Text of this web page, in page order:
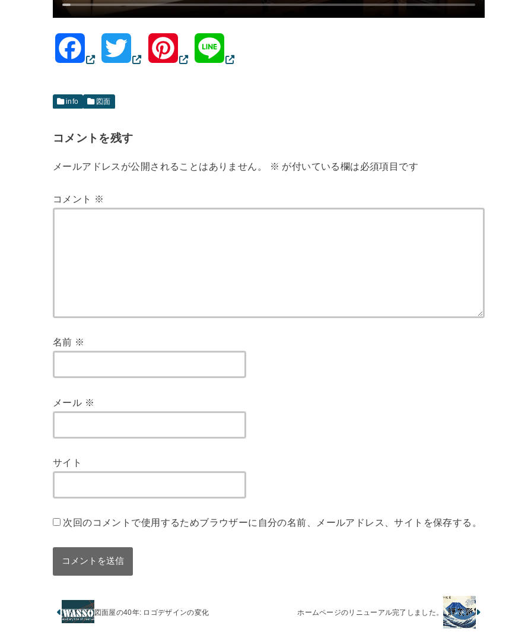
c
e
b
o
t
t e
info 図面
コメントを残す
メールアドレスが公開されることはありません。 ※ が付いている欄は必須項目です
コメント ※
名前 ※
メール ※
サイト
次回のコメントで使用するためブラウザーに自分の名前、メールアドレス、サイトを保存する。
図面屋の40年: ロゴデザインの変化 ホームページのリニューアル完了しました。